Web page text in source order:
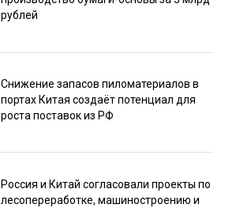
рублей
Снижение запасов пиломатериалов в
портах Китая создаёт потенциал для
роста поставок из РФ
Россия и Китай согласовали проекты по
лесопереработке, машиностроению и